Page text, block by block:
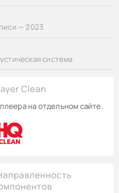
— 2023
система
Clean
на отдельном сайте.